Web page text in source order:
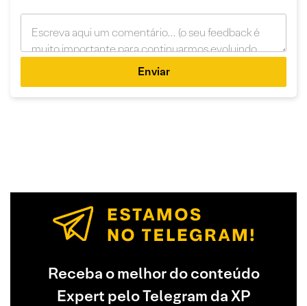
Enviar
Receba o melhor do conteúdo
Expert pelo Telegram da XP